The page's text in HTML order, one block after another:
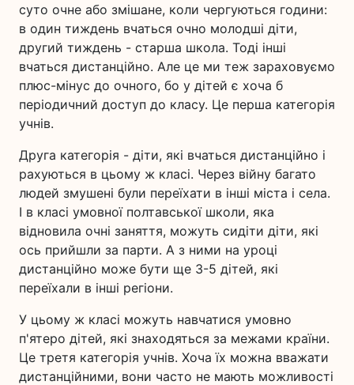
суто очне або змішане, коли чергуються години:
в один тиждень вчаться очно молодші діти,
другий тиждень - старша школа. Тоді інші
вчаться дистанційно. Але це ми теж зараховуємо
плюс-мінус до очного, бо у дітей є хоча б
періодичний доступ до класу. Це перша категорія
учнів.
Друга категорія - діти, які вчаться дистанційно і
рахуються в цьому ж класі. Через війну багато
людей змушені були переїхати в інші міста і села.
І в класі умовної полтавської школи, яка
відновила очні заняття, можуть сидіти діти, які
ось прийшли за парти. А з ними на уроці
дистанційно може бути ще 3-5 дітей, які
переїхали в інші регіони.
У цьому ж класі можуть навчатися умовно
п'ятеро дітей, які знаходяться за межами країни.
Це третя категорія учнів. Хоча їх можна вважати
дистанційними, вони часто не мають можливості